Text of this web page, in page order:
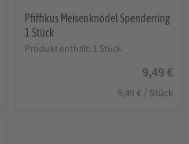
Pfiffikus Meisenknödel Spenderring
1 Stück
Produkt enthält: 1 Stück
9,49 €
9,49 €/ Stück